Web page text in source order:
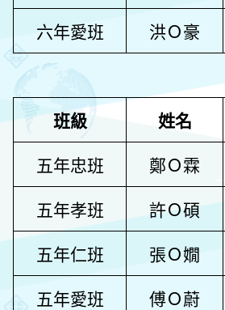
六年愛班 洪Ｏ豪
班級 姓名
五年忠班 鄭Ｏ霖
五年孝班 許Ｏ碩
五年仁班 張Ｏ嫺
五年愛班 傅Ｏ蔚